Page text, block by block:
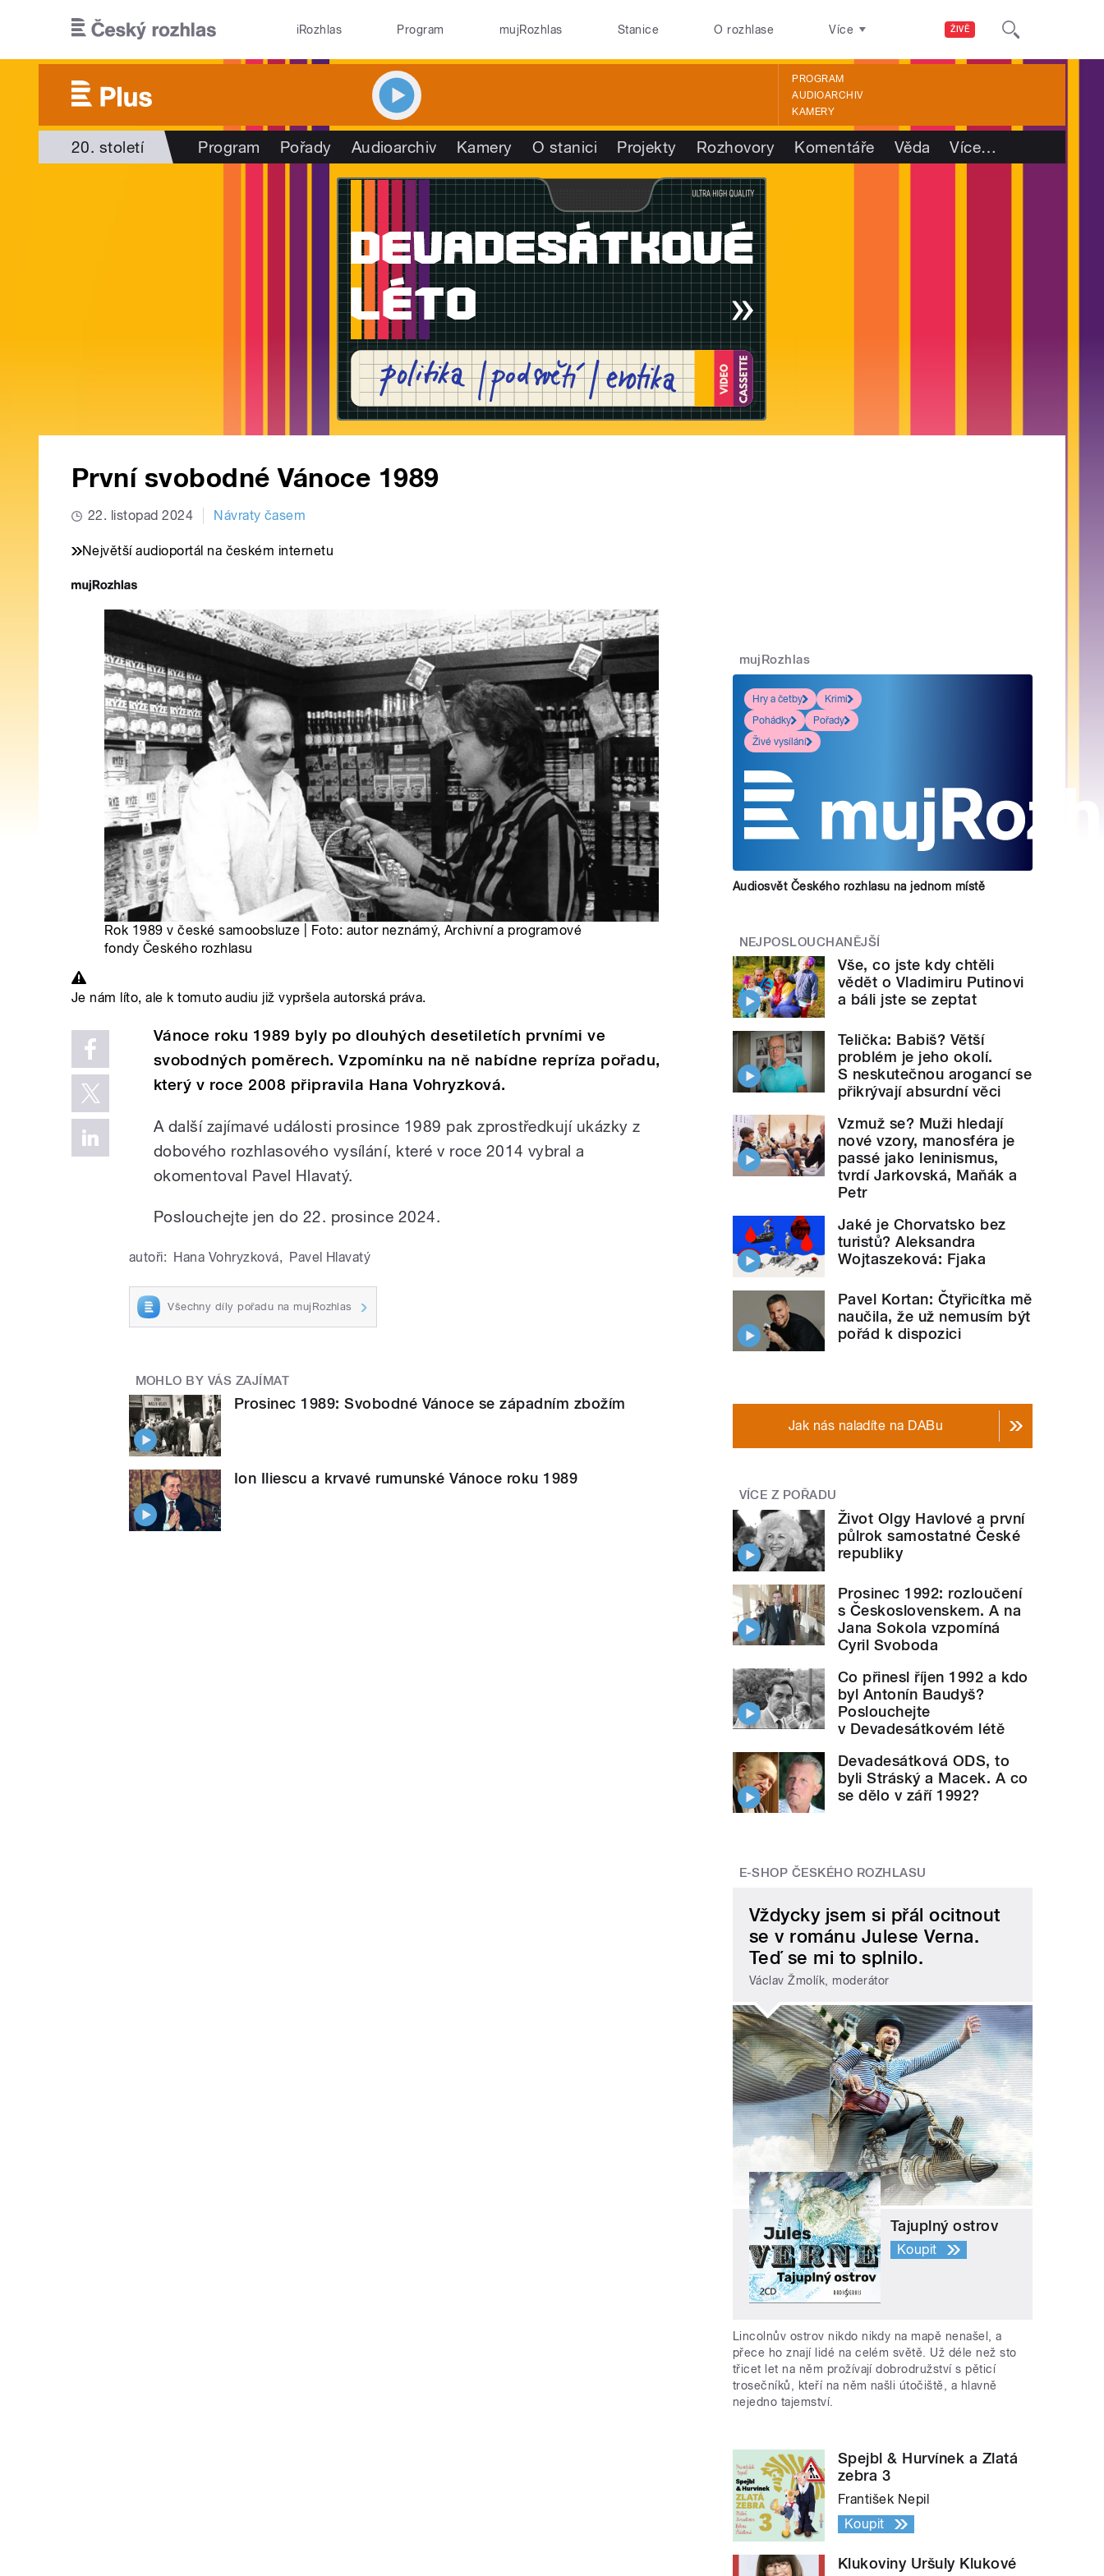
ŽIVĚ
iRozhlas Program mujRozhlas Stanice O rozhlase Více
PROGRAM
AUDIOARCHIV
KAMERY
20. století Program Pořady Audioarchiv Kamery O stanici Projekty Rozhovory Komentáře Věda Více…
První svobodné Vánoce 1989
22. listopad 2024 Návraty časem
Největší audioportál na českém internetu
Rok 1989 v české samoobsluze | Foto: autor neznámý, Archivní a programové
fondy Českého rozhlasu
Je nám líto, ale k tomuto audiu již vypršela autorská práva.
Vánoce roku 1989 byly po dlouhých desetiletích prvními ve
svobodných poměrech. Vzpomínku na ně nabídne repríza pořadu,
který v roce 2008 připravila Hana Vohryzková.
A další zajímavé události prosince 1989 pak zprostředkují ukázky z
dobového rozhlasového vysílání, které v roce 2014 vybral a
okomentoval Pavel Hlavatý.
Poslouchejte jen do 22. prosince 2024.
autoři: Hana Vohryzková, Pavel Hlavatý
Všechny díly pořadu na mujRozhlas
MOHLO BY VÁS ZAJÍMAT
Prosinec 1989: Svobodné Vánoce se západním zbožím
Ion Iliescu a krvavé rumunské Vánoce roku 1989
mujRozhlas
Hry a četby
Krimi
Pohádky
Pořady
Živé vysílání
Audiosvět Českého rozhlasu na jednom místě
NEJPOSLOUCHANĚJŠÍ
Vše, co jste kdy chtěli
vědět o Vladimiru Putinovi
a báli jste se zeptat
Telička: Babiš? Větší
problém je jeho okolí.
S neskutečnou arogancí se
přikrývají absurdní věci
Vzmuž se? Muži hledají
nové vzory, manosféra je
passé jako leninismus,
tvrdí Jarkovská, Maňák a
Petr
Jaké je Chorvatsko bez
turistů? Aleksandra
Wojtaszeková: Fjaka
Pavel Kortan: Čtyřicítka mě
naučila, že už nemusím být
pořád k dispozici
Jak nás naladíte na DABu
VÍCE Z POŘADU
Život Olgy Havlové a první
půlrok samostatné České
republiky
Prosinec 1992: rozloučení
s Československem. A na
Jana Sokola vzpomíná
Cyril Svoboda
Co přinesl říjen 1992 a kdo
byl Antonín Baudyš?
Poslouchejte
v Devadesátkovém létě
Devadesátková ODS, to
byli Stráský a Macek. A co
se dělo v září 1992?
E-SHOP ČESKÉHO ROZHLASU
Vždycky jsem si přál ocitnout
se v románu Julese Verna.
Teď se mi to splnilo.
Václav Žmolík, moderátor
Tajuplný ostrov
Koupit
Lincolnův ostrov nikdo nikdy na mapě nenašel, a
přece ho znají lidé na celém světě. Už déle než sto
třicet let na něm prožívají dobrodružství s pěticí
trosečníků, kteří na něm našli útočiště, a hlavně
nejedno tajemství.
Spejbl & Hurvínek a Zlatá
zebra 3
František Nepil
Koupit
Klukoviny Uršuly Klukové